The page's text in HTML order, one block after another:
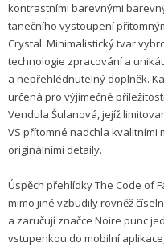
kontrastními barevnými
tanečního vystoupení
Crystal. Minimalistický tvar
technologie zpracování a
a nepřehlédnutelný doplněk.
určená pro výjimečné
Vendula Šulanová, jejíž
VS přítomné nadchla kvalitními
originálními detaily.
Úspěch přehlídky The Code of
mimo jiné vzbudily rovněž
a zaručují značce Noire punc
vstupenkou do mobilní